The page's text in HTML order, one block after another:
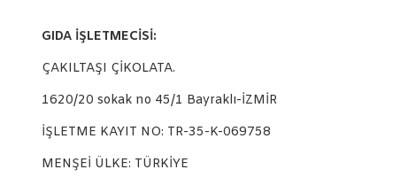
GIDA İŞLETMECİSİ:
ÇAKILTAŞI ÇİKOLATA.
1620/20 sokak no 45/1 Bayraklı-İZMİR
İŞLETME KAYIT NO: TR-35-K-069758
MENŞEİ ÜLKE: TÜRKİYE